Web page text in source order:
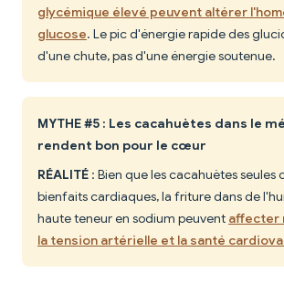
glycémique élevé peuvent altérer
glucose. Le pic d'énergie rapide des
d'une chute, pas d'une énergie soutenue.
MYTHE #5 : Les cacahuètes dans le
rendent bon pour le cœur
RÉALITÉ : Bien que les cacahuètes seules
bienfaits cardiaques, la friture dans de
haute teneur en sodium peuvent affecter
la tension artérielle et la santé